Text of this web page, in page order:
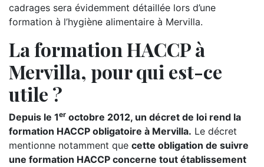
cadrages sera évidemment détaillée lors d’une
formation à l’hygiène alimentaire à Mervilla.
La formation HACCP à
Mervilla, pour qui est-ce
utile ?
Depuis le 1er octobre 2012, un décret de loi rend la
formation HACCP obligatoire à Mervilla. Le décret
mentionne notamment que cette obligation de suivre
une formation HACCP concerne tout établissement